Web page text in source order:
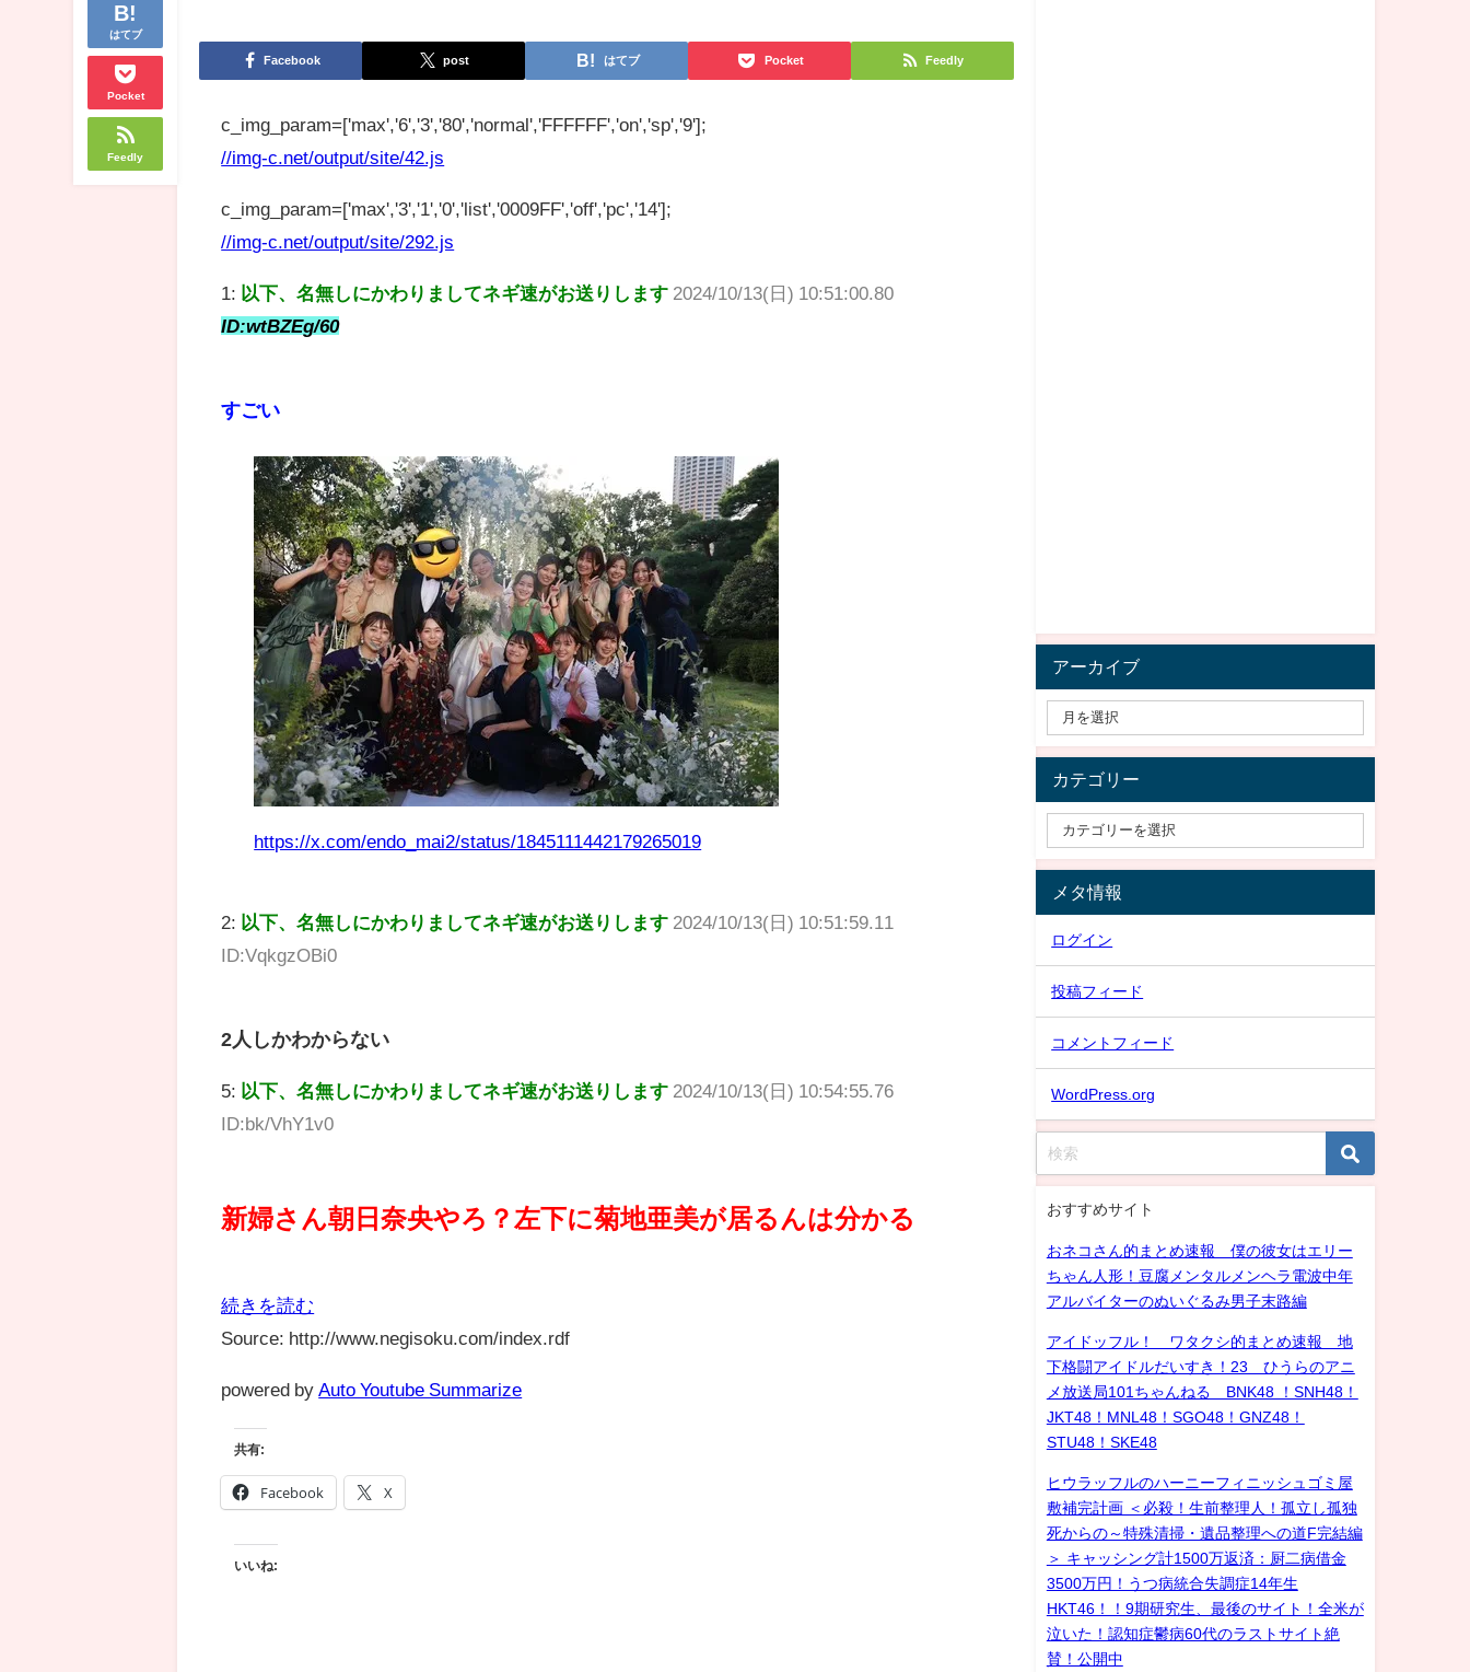
はてブ
Pocket
Feedly
Facebook post はてブ Pocket Feedly
c_img_param=['max','6','3','80','normal','FFFFFF','on','sp','9'];
//img-c.net/output/site/42.js
c_img_param=['max','3','1','0','list','0009FF','off','pc','14'];
//img-c.net/output/site/292.js
1: 以下、名無しにかわりましてネギ速がお送りします 2024/10/13(日) 10:51:00.80
ID:wtBZEg/60
すごい
https://x.com/endo_mai2/status/1845111442179265019
2: 以下、名無しにかわりましてネギ速がお送りします 2024/10/13(日) 10:51:59.11
ID:VqkgzOBi0
2人しかわからない
5: 以下、名無しにかわりましてネギ速がお送りします 2024/10/13(日) 10:54:55.76
ID:bk/VhY1v0
新婦さん朝日奈央やろ？左下に菊地亜美が居るんは分かる
続きを読む
Source: http://www.negisoku.com/index.rdf
powered by Auto Youtube Summarize
共有:
Facebook X
いいね:
アーカイブ
カテゴリー
メタ情報
ログイン
投稿フィード
コメントフィード
WordPress.org
おすすめサイト
おネコさん的まとめ速報 僕の彼女はエリー
ちゃん人形！豆腐メンタルメンヘラ電波中年
アルバイターのぬいぐるみ男子末路編
アイドッフル！ ワタクシ的まとめ速報 地
下格闘アイドルだいすき！23 ひうらのアニ
メ放送局101ちゃんねる BNK48 ！SNH48！
JKT48！MNL48！SGO48！GNZ48！
STU48！SKE48
ヒウラッフルのハーニーフィニッシュゴミ屋
敷補完計画 ＜必殺！生前整理人！孤立し孤独
死からの～特殊清掃・遺品整理への道F完結編
＞ キャッシング計1500万返済：厨二病借金
3500万円！うつ病統合失調症14年生
HKT46！！9期研究生、最後のサイト！全米が
泣いた！認知症鬱病60代のラストサイト絶
賛！公開中